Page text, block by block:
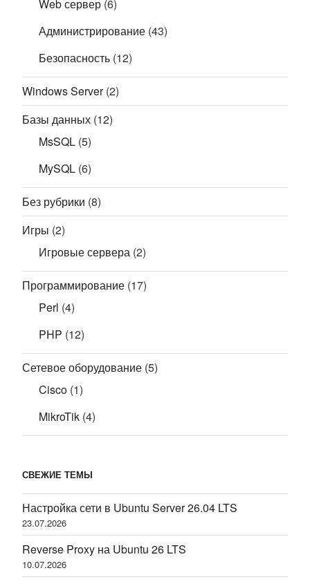
Web сервер (6)
Администрирование (43)
Безопасность (12)
Windows Server(2)
Базы данных (12)
MsSQL (5)
MySQL (6)
Без рубрики (8)
Игры (2)
Игровые сервера (2)
Программирование (17)
Perl (4)
PHP (12)
Сетевое оборудование (5)
Cisco (1)
MikroTik (4)
СВЕЖИЕ ТЕМЫ
Настройка сети в Ubuntu Server 26.04 LTS
23.07.2026
Reverse Proxy на Ubuntu 26 LTS
10.07.2026